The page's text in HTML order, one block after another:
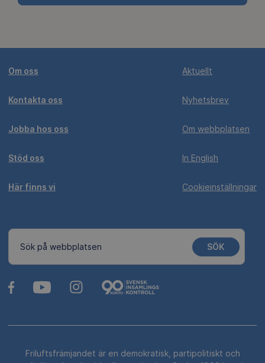
Om oss
Kontakta oss
Jobba hos oss
Stöd oss
Här finns vi
Aktuellt
Nyhetsbrev
Om webbplatsen
In English
Cookieinställningar
Sök på webbplatsen SÖK
Friluftsfrämjandet är en demokratisk, partipolitiskt och